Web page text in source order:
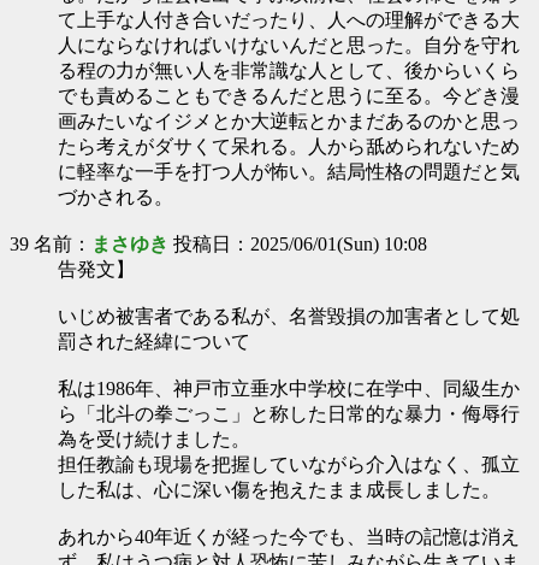
て上手な人付き合いだったり、人への理解ができる大
人にならなければいけないんだと思った。自分を守れ
る程の力が無い人を非常識な人として、後からいくら
でも責めることもできるんだと思うに至る。今どき漫
画みたいなイジメとか大逆転とかまだあるのかと思っ
たら考えがダサくて呆れる。人から舐められないため
に軽率な一手を打つ人が怖い。結局性格の問題だと気
づかされる。
39 名前： まさゆき 投稿日：2025/06/01(Sun) 10:08
告発文】
いじめ被害者である私が、名誉毀損の加害者として処
罰された経緯について
私は1986年、神戸市立垂水中学校に在学中、同級生か
ら「北斗の拳ごっこ」と称した日常的な暴力・侮辱行
為を受け続けました。
担任教諭も現場を把握していながら介入はなく、孤立
した私は、心に深い傷を抱えたまま成長しました。
あれから40年近くが経った今でも、当時の記憶は消え